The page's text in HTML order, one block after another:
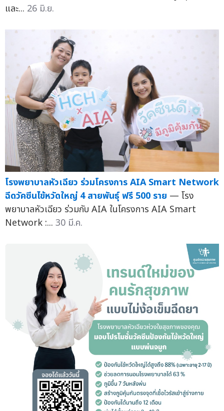
และ... 26 มิ.ย.
โรงพยาบาลหัวเฉียว ร่วมโครงการ AIA Smart Network
ฉีดวัคซีนไข้หวัดใหญ่ 4 สายพันธุ์ ฟรี 500 ราย — โรง
พยาบาลหัวเฉียว ร่วมกับ AIA ในโครงการ AIA Smart
Network :... 30 มี.ค.